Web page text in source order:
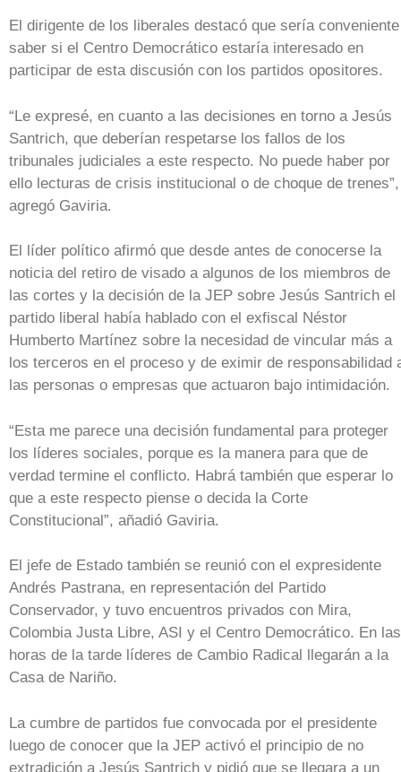
El dirigente de los liberales destacó que sería conveniente
saber si el Centro Democrático estaría interesado en
participar de esta discusión con los partidos opositores.
“Le expresé, en cuanto a las decisiones en torno a Jesús
Santrich, que deberían respetarse los fallos de los
tribunales judiciales a este respecto. No puede haber por
ello lecturas de crisis institucional o de choque de trenes”,
agregó Gaviria.
El líder político afirmó que desde antes de conocerse la
noticia del retiro de visado a algunos de los miembros de
las cortes y la decisión de la JEP sobre Jesús Santrich el
partido liberal había hablado con el exfiscal Néstor
Humberto Martínez sobre la necesidad de vincular más a
los terceros en el proceso y de eximir de responsabilidad
las personas o empresas que actuaron bajo intimidación.
“Esta me parece una decisión fundamental para proteger
los líderes sociales, porque es la manera para que de
verdad termine el conflicto. Habrá también que esperar lo
que a este respecto piense o decida la Corte
Constitucional”, añadió Gaviria.
El jefe de Estado también se reunió con el expresidente
Andrés Pastrana, en representación del Partido
Conservador, y tuvo encuentros privados con Mira,
Colombia Justa Libre, ASI y el Centro Democrático. En las
horas de la tarde líderes de Cambio Radical llegarán a la
Casa de Nariño.
La cumbre de partidos fue convocada por el presidente
luego de conocer que la JEP activó el principio de no
extradición a Jesús Santrich y pidió que se llegara a un